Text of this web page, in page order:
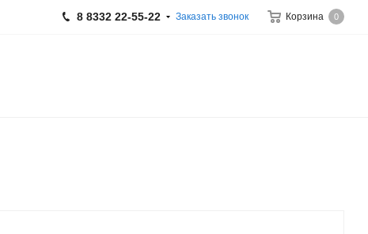
Корзина 0
8 8332 22-55-22 Заказать звонок